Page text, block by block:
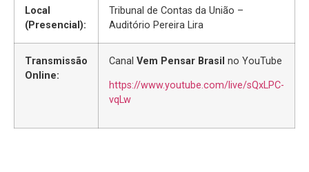
Local
(Presencial):
Tribunal de Contas da União –
Auditório Pereira Lira
Transmissão
Online:
Canal Vem Pensar Brasil no YouTube
https://www.youtube.com/live/sQxLPC-
vqLw